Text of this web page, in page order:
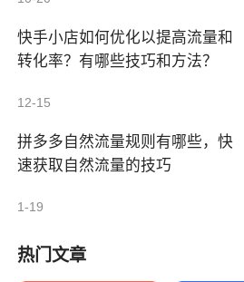
快手小店如何优化以提高流量和
转化率？有哪些技巧和方法？
12-15
拼多多自然流量规则有哪些，快
速获取自然流量的技巧
1-19
热门文章